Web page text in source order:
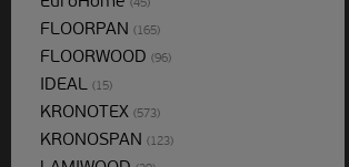
FLOORPAN (165)
FLOORWOOD (96)
IDEAL (15)
KRONOTEX (573)
KRONOSPAN (123)